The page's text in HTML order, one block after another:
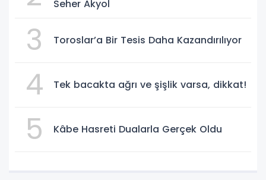
Seher Akyol
3 Toroslar’a Bir Tesis Daha Kazandırılıyor
4 Tek bacakta ağrı ve şişlik varsa, dikkat!
5 Kâbe Hasreti Dualarla Gerçek Oldu